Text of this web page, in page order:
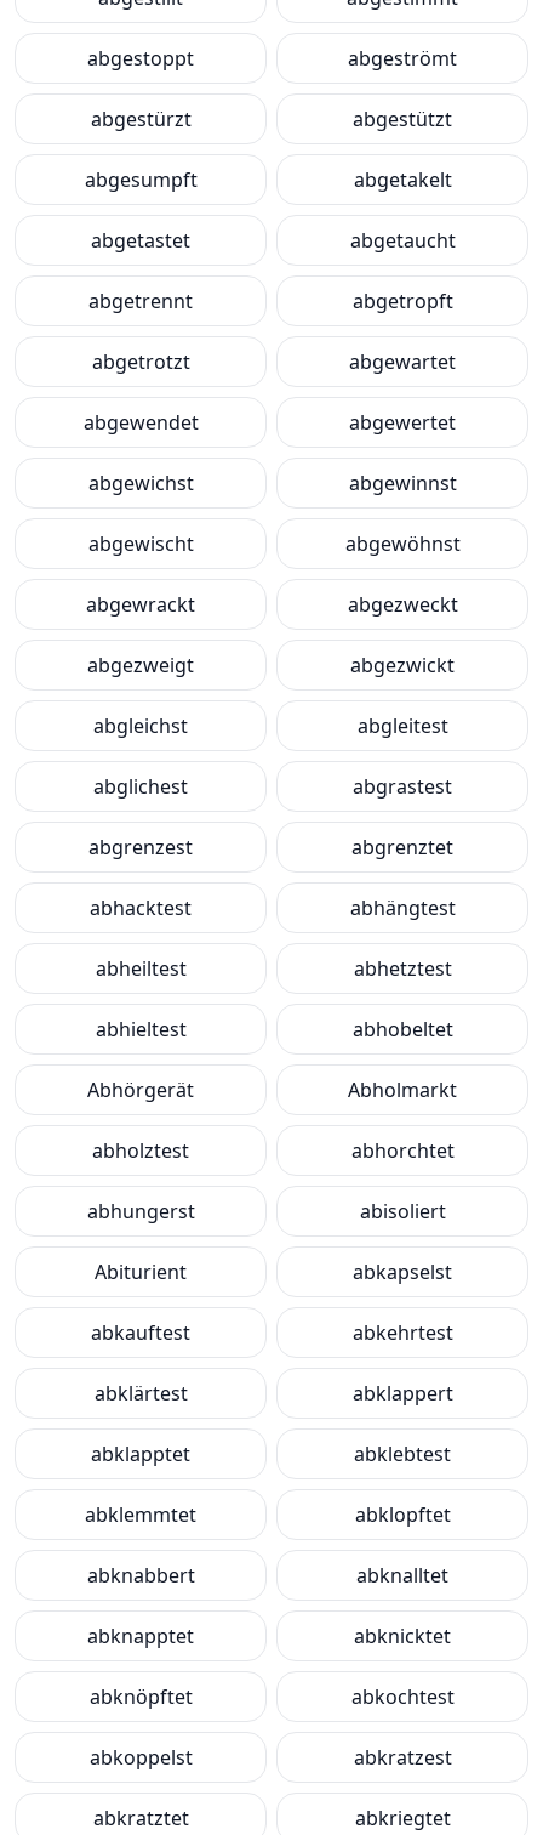
abgestoppt abgeströmt
abgestürzt abgestützt
abgesumpft abgetakelt
abgetastet abgetaucht
abgetrennt abgetropft
abgetrotzt abgewartet
abgewendet abgewertet
abgewichst abgewinnst
abgewischt abgewöhnst
abgewrackt abgezweckt
abgezweigt abgezwickt
abgleichst abgleitest
abglichest abgrastest
abgrenzest abgrenztet
abhacktest abhängtest
abheiltest abhetztest
abhieltest abhobeltet
Abhörgerät Abholmarkt
abholztest abhorchtet
abhungerst abisoliert
Abiturient abkapselst
abkauftest abkehrtest
abklärtest abklappert
abklapptet abklebtest
abklemmtet abklopftet
abknabbert abknalltet
abknapptet abknicktet
abknöpftet abkochtest
abkoppelst abkratzest
abkratztet abkriegtet